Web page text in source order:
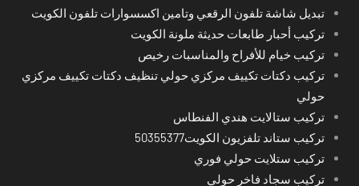
تبديل شاشة تلفون الرقعي وتامين اكسسوارات تلفون الكويت
تركيب أحبار طابعات حديثة ملونة الكويت
تركيب خيام للأفراح والمناسبات رخيص
تركيب دكتات تكييف مركزي حولي تنظيف دكتات تكييف مركزي
حولي
تركيب ستالايت هندي الفنطاس
تركيب ستاند تلفزيون الكويت50355377
تركيب ستلايت حولي فوري
تركيب سجاد فاخر حولي